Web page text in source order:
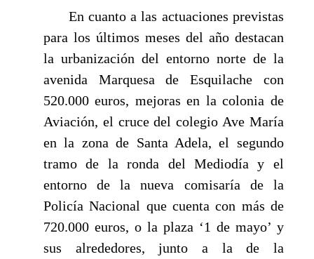
En cuanto a las actuaciones previstas
para los últimos meses del año destacan
la urbanización del entorno norte de la
avenida Marquesa de Esquilache con
520.000 euros, mejoras en la colonia de
Aviación, el cruce del colegio Ave María
en la zona de Santa Adela, el segundo
tramo de la ronda del Mediodía y el
entorno de la nueva comisaría de la
Policía Nacional que cuenta con más de
720.000 euros, o la plaza ‘1 de mayo’ y
sus alrededores, junto a la de la